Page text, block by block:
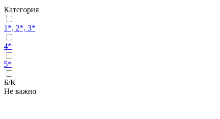
Категория
1*, 2*, 3*
4*
5*
Б/К
Не важно